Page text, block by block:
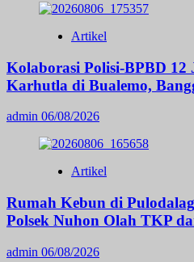
Artikel
Kolaborasi Polisi-BPBD 12
Karhutla di Bualemo,
admin 06/08/2026
Artikel
Rumah Kebun di
Polsek Nuhon Olah TKP
admin 06/08/2026